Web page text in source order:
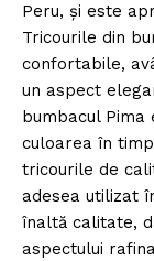
Peru, și este
Tricourile din
confortabile,
un aspect
bumbacul
culoarea în
tricourile de
adesea utilizat
înaltă calitate,
aspectului